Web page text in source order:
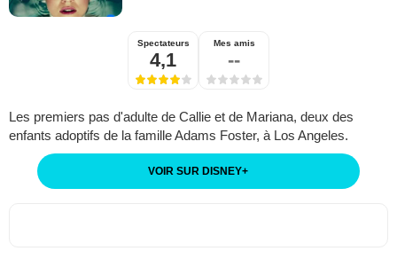
Spectateurs
4,1
Mes amis
--
Les premiers pas d'adulte de Callie et de Mariana, deux des
enfants adoptifs de la famille Adams Foster, à Los Angeles.
VOIR SUR DISNEY+